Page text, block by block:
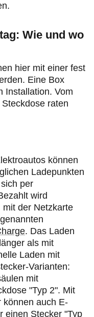
Wie und wo
hier mit einer fest
Eine Box
Installation. Vom
raten
können
Ladepunkten
per
wird
der Netzkarte
. Das Laden
als mit
Laden mit
Varianten:
mit
"Typ 2". Mit
können auch E-
einen Stecker "Typ